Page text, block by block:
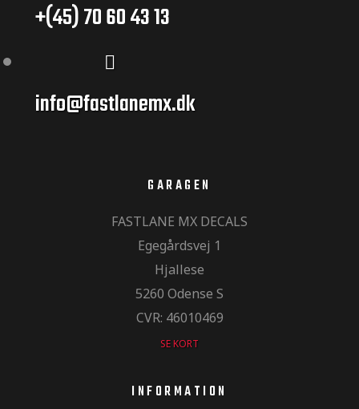
+(45) 70 60 43 13
info@fastlanemx.dk
GARAGEN
FASTLANE MX DECALS
Egegårdsvej 1
Hjallese
5260 Odense S
CVR: 46010469
SE KORT
INFORMATION